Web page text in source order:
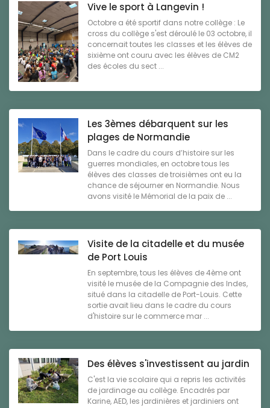
Vive le sport à Langevin !
Octobre a été sportif dans notre collège : Le
cross du collège s'est déroulé le 03 octobre, il
concernait toutes les classes et les élèves de
sixième ont couru avec les élèves de CM2
des écoles du sect ...
Les 3èmes débarquent sur les
plages de Normandie
Dans le cadre du cours d’histoire sur les
guerres mondiales, en octobre tous les
élèves des classes de troisièmes ont eu la
chance de séjourner en Normandie. Nous
avons visité le Mémorial de la paix de ...
Visite de la citadelle et du musée
de Port Louis
En septembre, tous les élèves de 4ème ont
visité le musée de la Compagnie des Indes,
situé dans la citadelle de Port-Louis. Cette
sortie avait lieu dans le cadre du cours
d'histoire sur le commerce mar ...
Des élèves s'investissent au jardin
C'est la vie scolaire qui a repris les activités
de jardinage au collège. Encadrés par
Karine, AED, les jardinières et jardiniers ont